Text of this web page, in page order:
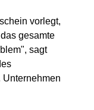
vorlegt,
gesamte
sagt